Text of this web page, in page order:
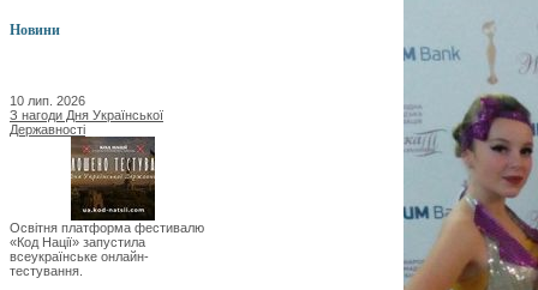
Новини
10 лип. 2026
З нагоди Дня Української
Державності
Освітня платформа фестивалю
«Код Нації» запустила
всеукраїнське онлайн-
тестування.